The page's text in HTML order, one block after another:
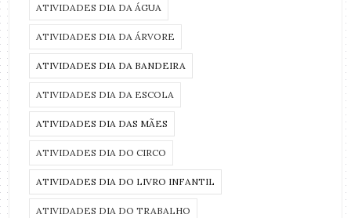
ATIVIDADES DIA DA ÁGUA
ATIVIDADES DIA DA ÁRVORE
ATIVIDADES DIA DA BANDEIRA
ATIVIDADES DIA DA ESCOLA
ATIVIDADES DIA DAS MÃES
ATIVIDADES DIA DO CIRCO
ATIVIDADES DIA DO LIVRO INFANTIL
ATIVIDADES DIA DO TRABALHO